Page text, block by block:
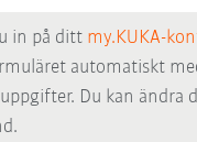
in på ditt my.KUKA-
automatiskt
Du kan ändra